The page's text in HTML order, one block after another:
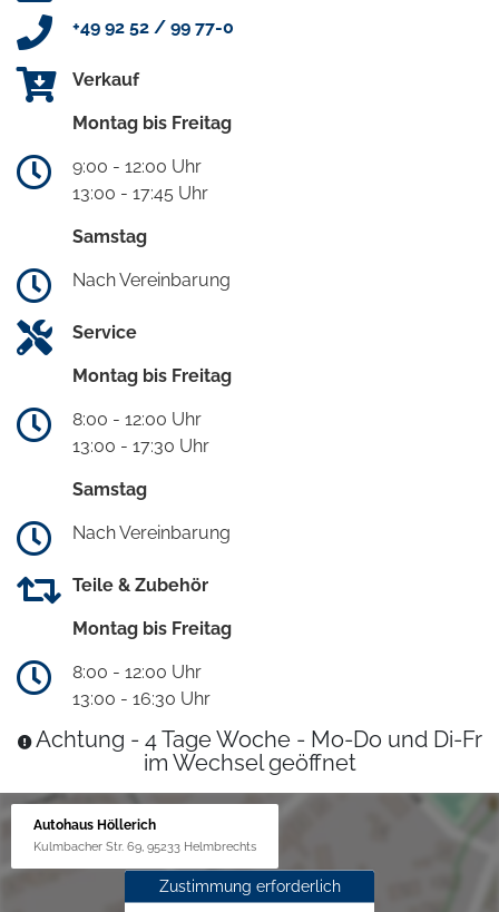
+49 92 52 / 99 77-0
Verkauf
Montag bis Freitag
9:00 - 12:00 Uhr
13:00 - 17:45 Uhr
Samstag
Nach Vereinbarung
Service
Montag bis Freitag
8:00 - 12:00 Uhr
13:00 - 17:30 Uhr
Samstag
Nach Vereinbarung
Teile & Zubehör
Montag bis Freitag
8:00 - 12:00 Uhr
13:00 - 16:30 Uhr
Achtung - 4 Tage Woche - Mo-Do und Di-Fr
im Wechsel geöffnet
Autohaus Höllerich
Kulmbacher Str. 69, 95233 Helmbrechts
Zustimmung erforderlich